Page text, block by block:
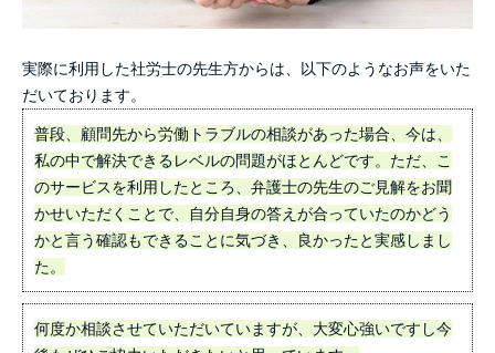
実際に利用した社労士の先生方からは、以下のようなお声をいた
だいております。
普段、顧問先から労働トラブルの相談があった場合、今は、
私の中で解決できるレベルの問題がほとんどです。ただ、こ
のサービスを利用したところ、弁護士の先生のご見解をお聞
かせいただくことで、自分自身の答えが合っていたのかどう
かと言う確認もできることに気づき、良かったと実感しまし
た。
何度か相談させていただいていますが、大変心強いですし今